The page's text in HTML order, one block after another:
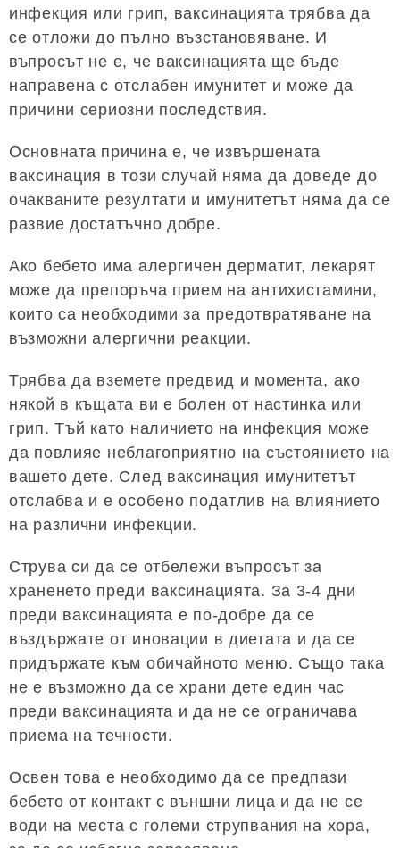
инфекция или грип, ваксинацията трябва да
се отложи до пълно възстановяване. И
въпросът не е, че ваксинацията ще бъде
направена с отслабен имунитет и може да
причини сериозни последствия.
Основната причина е, че извършената
ваксинация в този случай няма да доведе до
очакваните резултати и имунитетът няма да се
развие достатъчно добре.
Ако бебето има алергичен дерматит, лекарят
може да препоръча прием на антихистамини,
които са необходими за предотвратяване на
възможни алергични реакции.
Трябва да вземете предвид и момента, ако
някой в ​​къщата ви е болен от настинка или
грип. Тъй като наличието на инфекция може
да повлияе неблагоприятно на състоянието на
вашето дете. След ваксинация имунитетът
отслабва и е особено податлив на влиянието
на различни инфекции.
Струва си да се отбележи въпросът за
храненето преди ваксинацията. За 3-4 дни
преди ваксинацията е по-добре да се
въздържате от иновации в диетата и да се
придържате към обичайното меню. Също така
не е възможно да се храни дете един час
преди ваксинацията и да не се ограничава
приема на течности.
Освен това е необходимо да се предпази
бебето от контакт с външни лица и да не се
води на места с големи струпвания на хора,